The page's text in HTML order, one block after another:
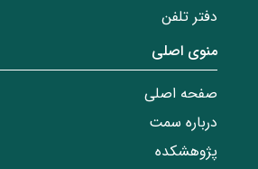
دفتر تلفن
منوی اصلی
صفحه اصلی
درباره سمت
پژوهشکده